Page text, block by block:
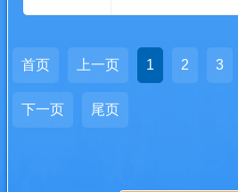
首页 上一页 1 2 3
下一页 尾页